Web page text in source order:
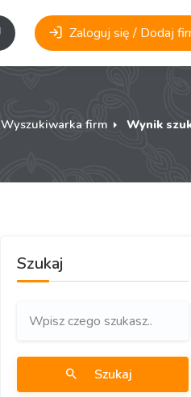
Zaloguj się / Dodaj
Wyszukiwarka firm Wynik
Szukaj
Szukaj